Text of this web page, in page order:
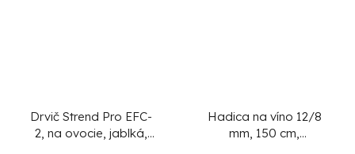
Drvič Strend Pro EFC-
2, na ovocie, jablká,
Hadica na víno 12/8
mm, 150 cm,